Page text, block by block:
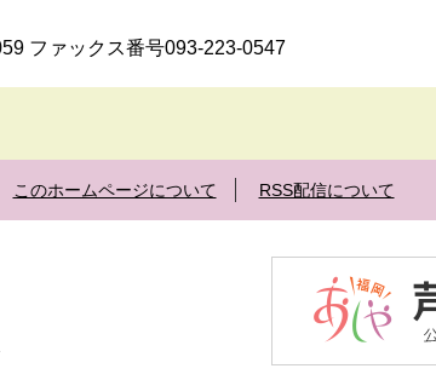
ファックス番号093-223-0547
このホームページについて RSS配信について